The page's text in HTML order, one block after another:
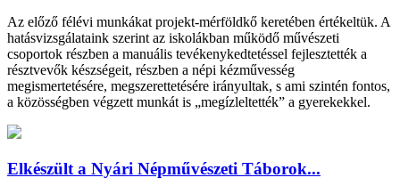
Az előző félévi munkákat projekt-mérföldkő keretében értékeltük. A
hatásvizsgálataink szerint az iskolákban működő művészeti
csoportok részben a manuális tevékenykedtetéssel fejlesztették a
résztvevők készségeit, részben a népi kézművesség
megismertetésére, megszerettetésére irányultak, s ami szintén fontos,
a közösségben végzett munkát is „megízleltették” a gyerekekkel.
Elkészült a Nyári Népművészeti Táborok...